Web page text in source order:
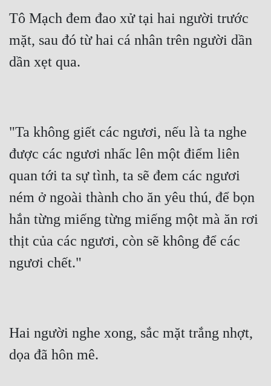
Tô Mạch đem đao xử tại hai người trước
mặt, sau đó từ hai cá nhân trên người dần
dần xẹt qua.
"Ta không giết các ngươi, nếu là ta nghe
được các ngươi nhấc lên một điểm liên
quan tới ta sự tình, ta sẽ đem các ngươi
ném ở ngoài thành cho ăn yêu thú, để bọn
hắn từng miếng từng miếng một mà ăn rơi
thịt của các ngươi, còn sẽ không để các
ngươi chết."
Hai người nghe xong, sắc mặt trắng nhợt,
dọa đã hôn mê.